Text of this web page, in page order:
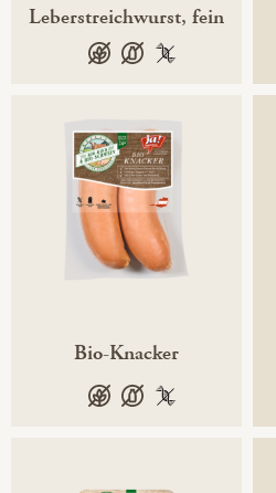
Leberstreichwurst, fein
glutenfrei
laktosefrei
100 %
Bio-Knacker
glutenfrei
laktosefrei
100 %